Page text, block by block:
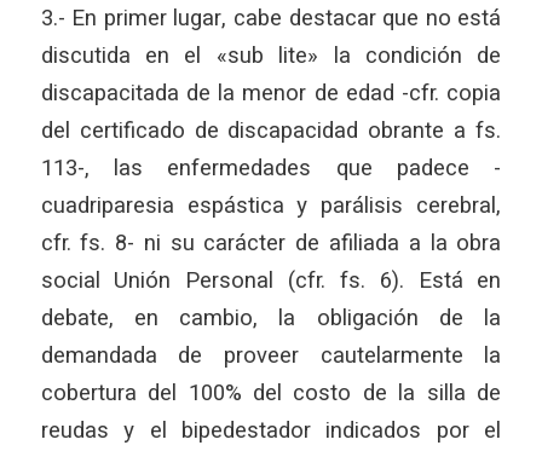
3.- En primer lugar, cabe destacar que no está
discutida en el «sub lite» la condición de
discapacitada de la menor de edad -cfr. copia
del certificado de discapacidad obrante a fs.
113-, las enfermedades que padece -
cuadriparesia espástica y parálisis cerebral,
cfr. fs. 8- ni su carácter de afiliada a la obra
social Unión Personal (cfr. fs. 6). Está en
debate, en cambio, la obligación de la
demandada de proveer cautelarmente la
cobertura del 100% del costo de la silla de
reudas y el bipedestador indicados por el